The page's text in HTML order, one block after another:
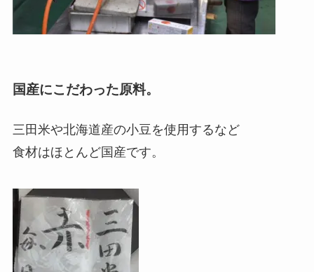
国産にこだわった原料。
三田米や北海道産の小豆を使用するなど
食材はほとんど国産です。